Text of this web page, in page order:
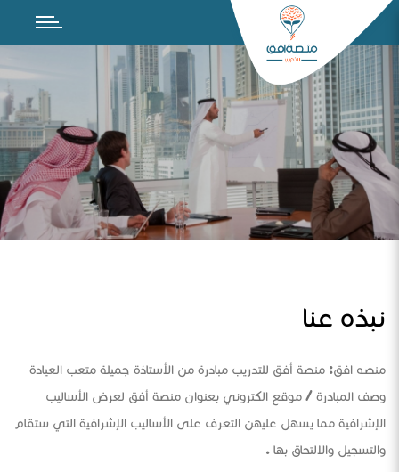
نبذه عنا
منصه افق: منصة أفق للتدريب مبادرة من الأستاذة جميلة متعب العيادة
وصف المبادرة / موقع الكتروني بعنوان منصة أفق لعرض الأساليب
الإشرافية مما يسهل عليهن التعرف على الأساليب الإشرافية التي ستقام
والتسجيل والالتحاق بها .